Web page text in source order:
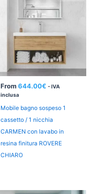
From 644.00€ - IVA
inclusa
Mobile bagno sospeso 1
cassetto / 1 nicchia
CARMEN con lavabo in
resina finitura ROVERE
CHIARO